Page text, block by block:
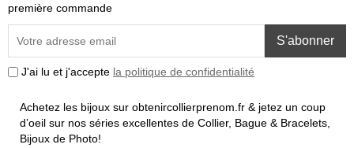
première commande
S'abonner
J'ai lu et j'accepte la politique de confidentialité
Achetez les bijoux sur obtenircollierprenom.fr & jetez un coup
d’oeil sur nos séries excellentes de Collier, Bague & Bracelets,
Bijoux de Photo!